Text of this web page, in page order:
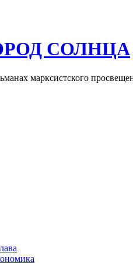
СОЛНЦА
марксистского